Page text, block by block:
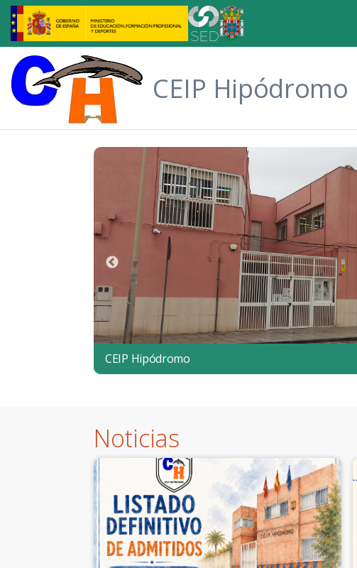
Saltar al contenido principal
CEIP Hipódromo
Bibliobus CEIP Hipódromo
CEIP Hipódromo
Noticias